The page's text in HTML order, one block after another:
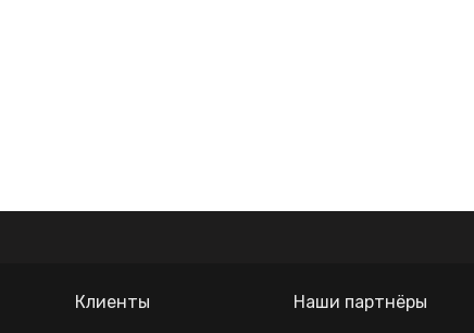
Клиенты Наши партнёры